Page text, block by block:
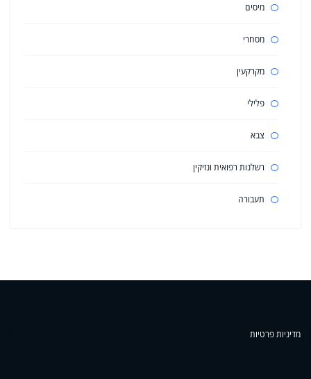
מיסים
מסחרי
מקרקעין
פלילי
צבא
רשלנות רפואית ונזיקין
תעבורה
מדיניות פרטיות